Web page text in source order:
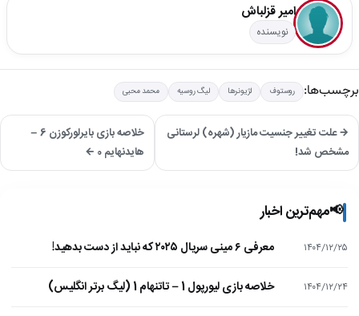
امیر قزلباش
نویسنده
برچسب‌ها: روستوف لژیونرها لیگ روسیه محمد محبی
→ علت تغییر جنسیت مازیار (شهره) لرستانی
مشخص شد!
خلاصه بازی بایرلورکوزن 6 –
هایدنهایم 0 ←
📢مهم‌ترین اخبار
۱۴۰۴/۱۲/۲۵ معرفی ۶ مینی سریال ۲۰۲۵ که نباید از دست بدهید!
۱۴۰۴/۱۲/۲۴ خلاصه بازی لیورپول 1 – تاتنهام 1 (لیگ برتر انگلیس)